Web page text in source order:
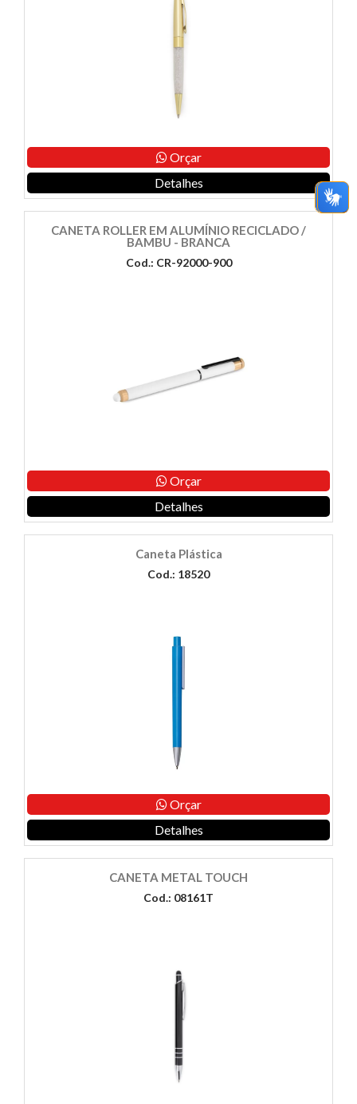
Orçar
Detalhes
CANETA ROLLER EM ALUMÍNIO RECICLADO /
BAMBU - BRANCA
Cod.: CR-92000-900
Orçar
Detalhes
Caneta Plástica
Cod.: 18520
Orçar
Detalhes
CANETA METAL TOUCH
Cod.: 08161T